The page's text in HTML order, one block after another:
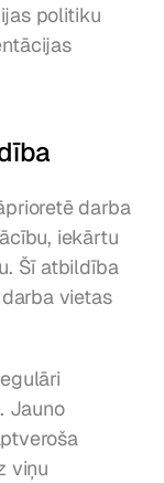
politiku
darba
iekārtu
Šī atbildība
vietas
Jauno
viņu